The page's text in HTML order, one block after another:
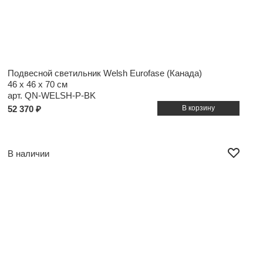
Подвесной светильник Welsh Eurofase (Канада)
46 x 46 x 70 см
арт. QN-WELSH-P-BK
52 370 ₽
В наличии